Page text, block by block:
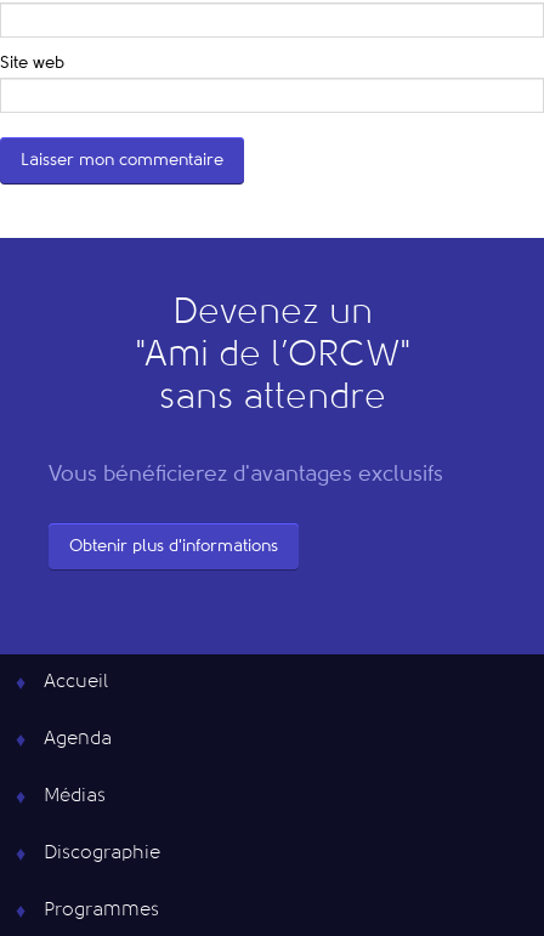
Site web
Devenez un
"Ami de l’ORCW"
sans attendre
Vous bénéficierez d'avantages exclusifs
Obtenir plus d'informations
Accueil
Agenda
Médias
Discographie
Programmes